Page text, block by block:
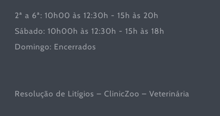
2ª a 6ª: 10h00 às 12:30h - 15h às 20h
Sábado: 10h00h às 12:30h - 15h às 18h
Domingo: Encerrados
Resolução de Litígios – ClinicZoo – Veterinária